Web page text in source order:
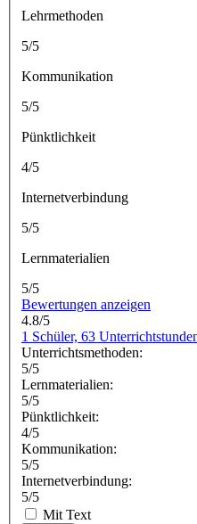
Lehrmethoden
5/5
Kommunikation
5/5
Pünktlichkeit
4/5
Internetverbindung
5/5
Lernmaterialien
5/5
Bewertungen anzeigen
4.8/5
1 Schüler, 63
Unterrichtsmethoden:
5/5
Lernmaterialien:
5/5
Pünktlichkeit:
4/5
Kommunikation:
5/5
Internetverbindung:
5/5
Mit Text